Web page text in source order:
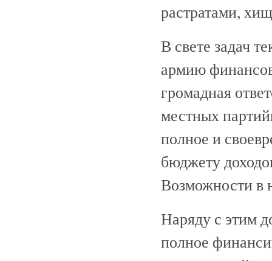
растратами,
В свете задач
армию
громадная
местных
полное и
бюджету
Возможности в
Наряду с этим
полное